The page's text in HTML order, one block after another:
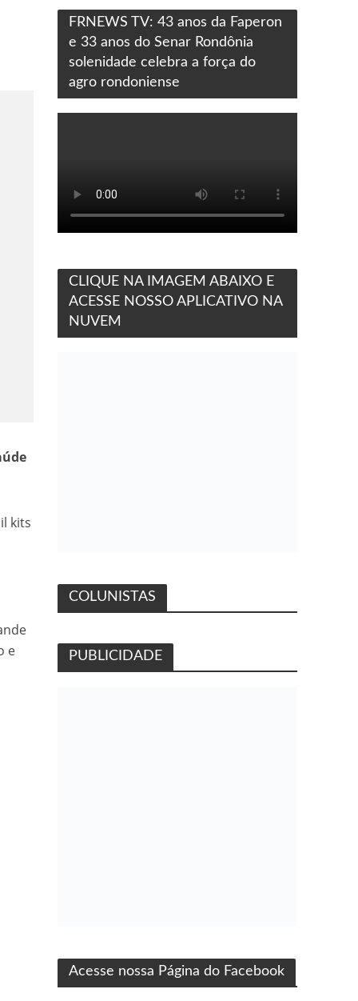
kits
e
FRNEWS TV: 43 anos da Faperon
e 33 anos do Senar Rondônia
solenidade celebra a força do
agro rondoniense
CLIQUE NA IMAGEM ABAIXO E
ACESSE NOSSO APLICATIVO NA
NUVEM
COLUNISTAS
PUBLICIDADE
Acesse nossa Página do Facebook